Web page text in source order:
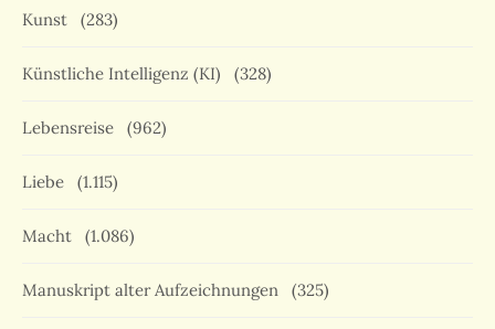
Kunst (283)
Künstliche Intelligenz (KI) (328)
Lebensreise (962)
Liebe (1.115)
Macht (1.086)
Manuskript alter Aufzeichnungen (325)